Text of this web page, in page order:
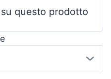
questo prodotto